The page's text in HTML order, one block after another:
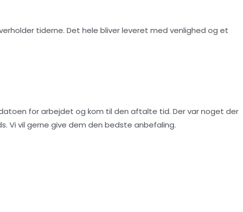
tiderne. Det hele bliver leveret med venlighed og et
for arbejdet og kom til den aftalte tid. Der var noget der
Vi vil gerne give dem den bedste anbefaling.